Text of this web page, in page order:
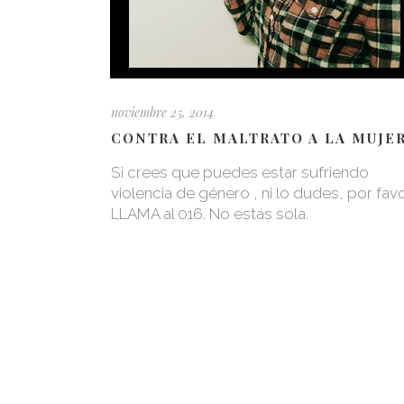
noviembre 25, 2014
CONTRA EL MALTRATO A LA
Si crees que puedes estar sufriendo
violencia de género , ni lo dudes, por
LLAMA al 016. No estás sola.